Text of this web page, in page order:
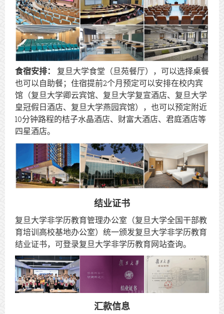
食宿安排：
复旦大学食堂（旦苑餐厅），可以选择桌餐
也可以自助餐；住宿提前2个月预定可以安排在校内宾
馆（复旦大学卿云宾馆、复旦大学复宣酒店、复旦大学
皇冠假日酒店、复旦大学燕园宾馆），也可以预定附近
10分钟路程的桔子水晶酒店、财富大酒店、君庭酒店等
四星酒店。
结业证书
复旦大学非学历教育管理办公室（复旦大学全国干部教
育培训高校基地办公室）统一颁发复旦大学非学历教育
结业证书，可登录复旦大学非学历教育网站查询。
汇款信息